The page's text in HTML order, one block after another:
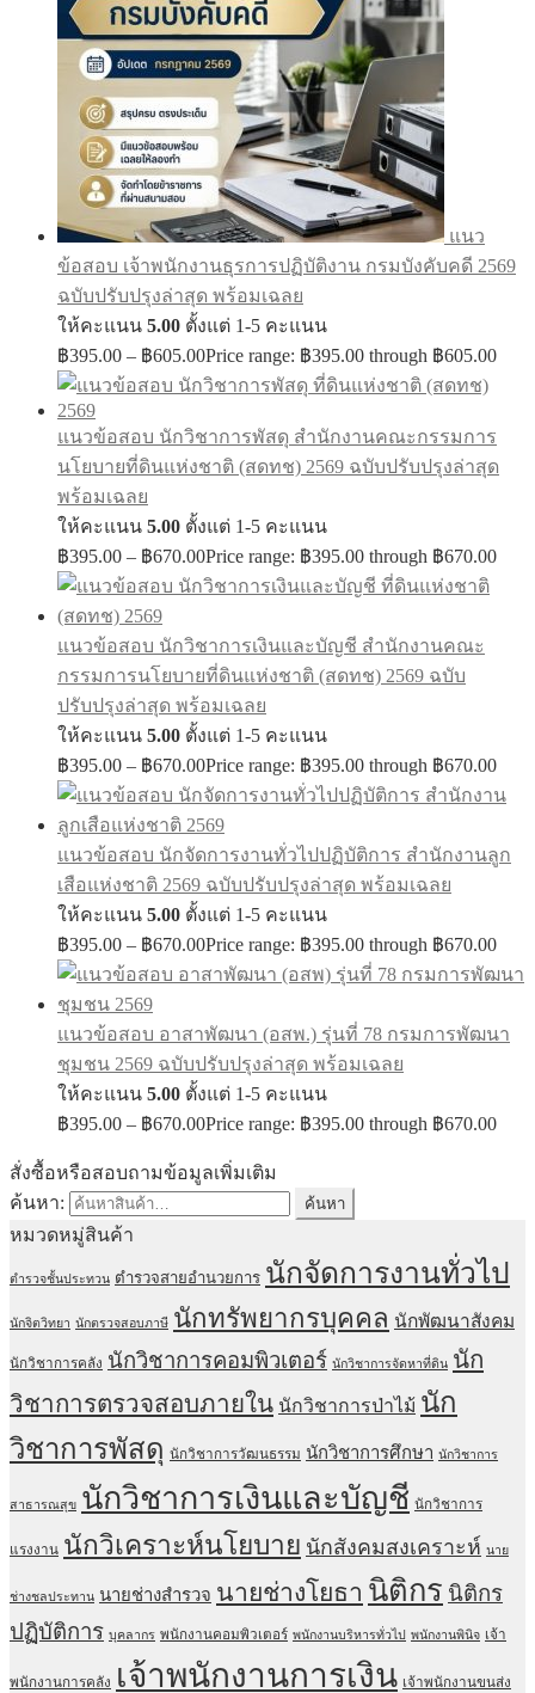
แนว
ข้อสอบ เจ้าพนักงานธุรการปฏิบัติงาน กรมบังคับคดี 2569
ฉบับปรับปรุงล่าสุด พร้อมเฉลย
ให้คะแนน 5.00 ตั้งแต่ 1-5 คะแนน
฿395.00 – ฿605.00Price range: ฿395.00 through ฿605.00
แนวข้อสอบ นักวิชาการพัสดุ สำนักงานคณะกรรมการ
นโยบายที่ดินแห่งชาติ (สดทช) 2569 ฉบับปรับปรุงล่าสุด
พร้อมเฉลย
ให้คะแนน 5.00 ตั้งแต่ 1-5 คะแนน
฿395.00 – ฿670.00Price range: ฿395.00 through ฿670.00
แนวข้อสอบ นักวิชาการเงินและบัญชี สำนักงานคณะ
กรรมการนโยบายที่ดินแห่งชาติ (สดทช) 2569 ฉบับ
ปรับปรุงล่าสุด พร้อมเฉลย
ให้คะแนน 5.00 ตั้งแต่ 1-5 คะแนน
฿395.00 – ฿670.00Price range: ฿395.00 through ฿670.00
แนวข้อสอบ นักจัดการงานทั่วไปปฏิบัติการ สำนักงานลูก
เสือแห่งชาติ 2569 ฉบับปรับปรุงล่าสุด พร้อมเฉลย
ให้คะแนน 5.00 ตั้งแต่ 1-5 คะแนน
฿395.00 – ฿670.00Price range: ฿395.00 through ฿670.00
แนวข้อสอบ อาสาพัฒนา (อสพ.) รุ่นที่ 78 กรมการพัฒนา
ชุมชน 2569 ฉบับปรับปรุงล่าสุด พร้อมเฉลย
ให้คะแนน 5.00 ตั้งแต่ 1-5 คะแนน
฿395.00 – ฿670.00Price range: ฿395.00 through ฿670.00
สั่งซื้อหรือสอบถามข้อมูลเพิ่มเติม
ค้นหา:
ค้นหา
หมวดหมู่สินค้า
ตำรวจชั้นประทวน ตำรวจสายอำนวยการ นักจัดการงานทั่วไป
นักจิตวิทยา นักตรวจสอบภาษี นักทรัพยากรบุคคล นักพัฒนาสังคม
นักวิชาการคลัง นักวิชาการคอมพิวเตอร์ นักวิชาการจัดหาที่ดิน นัก
วิชาการตรวจสอบภายใน นักวิชาการป่าไม้ นัก
วิชาการพัสดุ นักวิชาการวัฒนธรรม นักวิชาการศึกษา นักวิชาการ
สาธารณสุข นักวิชาการเงินและบัญชี นักวิชาการ
แรงงาน นักวิเคราะห์นโยบาย นักสังคมสงเคราะห์ นาย
ช่างชลประทาน นายช่างสำรวจ นายช่างโยธา นิติกร นิติกร
ปฏิบัติการ บุคลากร พนักงานคอมพิวเตอร์ พนักงานบริหารทั่วไป พนักงานพินิจ เจ้า
พนักงานการคลัง เจ้าพนักงานการเงิน เจ้าพนักงานขนส่ง